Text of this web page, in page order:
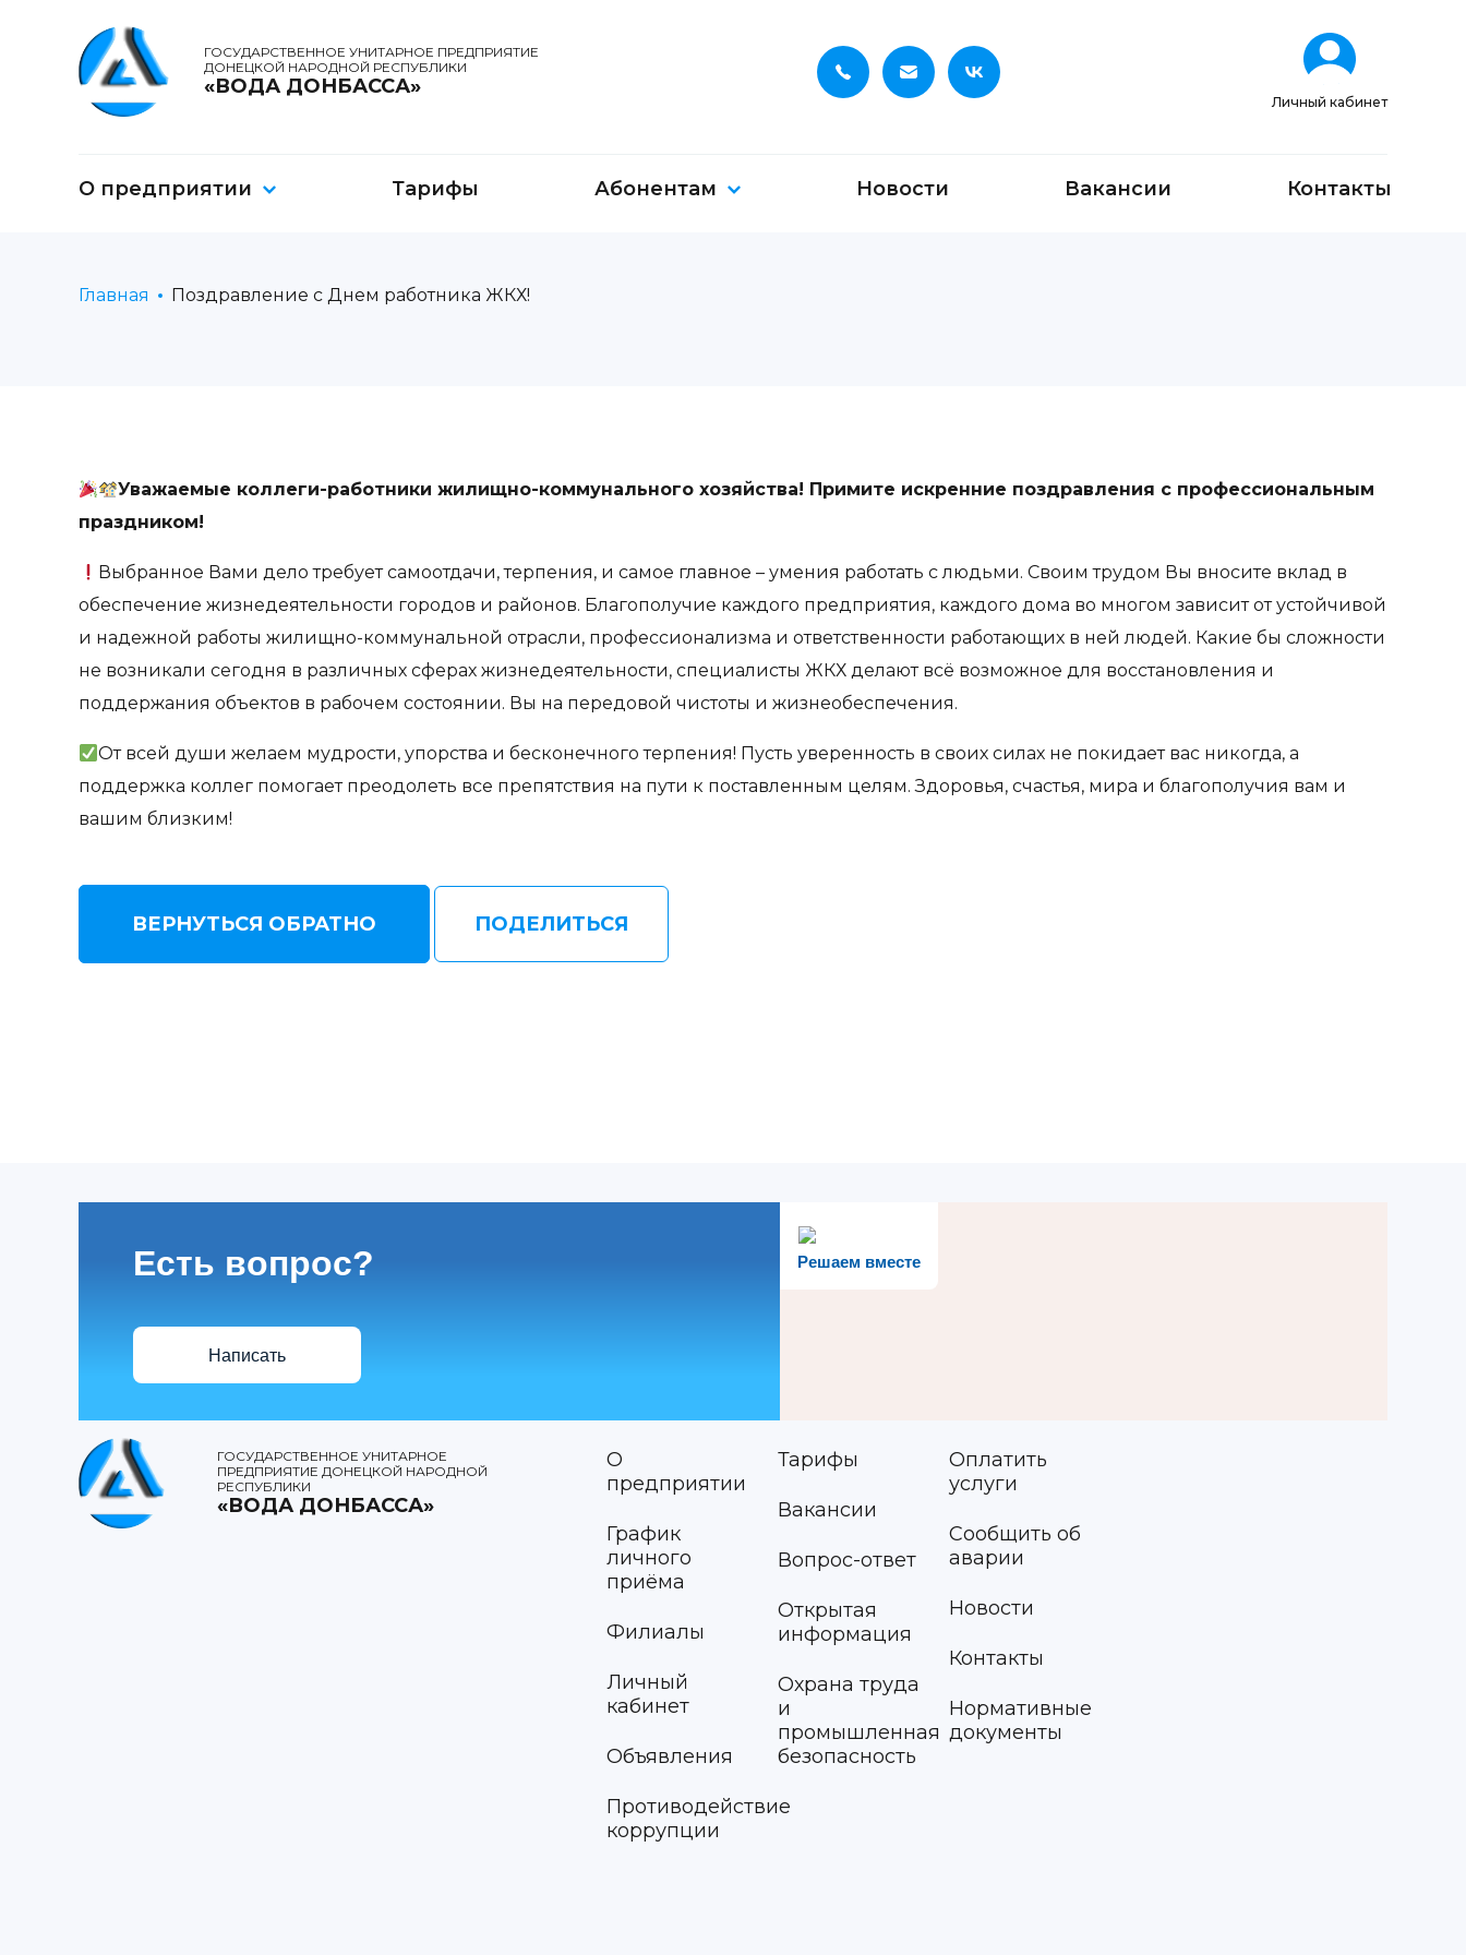
ГОСУДАРСТВЕННОЕ УНИТАРНОЕ ПРЕДПРИЯТИЕ
ДОНЕЦКОЙ НАРОДНОЙ РЕСПУБЛИКИ
«ВОДА ДОНБАССА»
Личный кабинет
О предприятии Тарифы Абонентам Новости Вакансии Контакты
Главная Поздравление с Днем работника ЖКХ!
Уважаемые коллеги-работники жилищно-коммунального хозяйства! Примите искренние поздравления с профессиональным
праздником!
Выбранное Вами дело требует самоотдачи, терпения, и самое главное – умения работать с людьми. Своим трудом Вы вносите вклад в
обеспечение жизнедеятельности городов и районов. Благополучие каждого предприятия, каждого дома во многом зависит от устойчивой
и надежной работы жилищно-коммунальной отрасли, профессионализма и ответственности работающих в ней людей. Какие бы сложности
не возникали сегодня в различных сферах жизнедеятельности, специалисты ЖКХ делают всё возможное для восстановления и
поддержания объектов в рабочем состоянии. Вы на передовой чистоты и жизнеобеспечения.
От всей души желаем мудрости, упорства и бесконечного терпения! Пусть уверенность в своих силах не покидает вас никогда, а
поддержка коллег помогает преодолеть все препятствия на пути к поставленным целям. Здоровья, счастья, мира и благополучия вам и
вашим близким!
ВЕРНУТЬСЯ ОБРАТНО ПОДЕЛИТЬСЯ
Решаем вместе
Есть вопрос?
Написать
ГОСУДАРСТВЕННОЕ УНИТАРНОЕ
ПРЕДПРИЯТИЕ ДОНЕЦКОЙ НАРОДНОЙ
РЕСПУБЛИКИ
«ВОДА ДОНБАССА»
О
предприятии
График
личного
приёма
Филиалы
Личный
кабинет
Объявления
Противодействие
коррупции
Тарифы
Вакансии
Вопрос-ответ
Открытая
информация
Охрана труда
и
промышленная
безопасность
Оплатить
услуги
Сообщить об
аварии
Новости
Контакты
Нормативные
документы